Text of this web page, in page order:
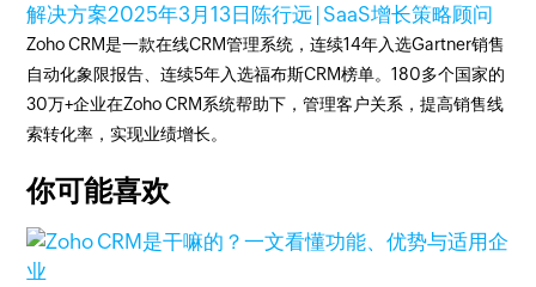
解决方案2025年3月13日 陈行远 | SaaS增长策略顾问
Zoho CRM是一款在线CRM管理系统，连续14年入选Gartner销售
自动化象限报告、连续5年入选福布斯CRM榜单。180多个国家的
30万+企业在Zoho CRM系统帮助下，管理客户关系，提高销售线
索转化率，实现业绩增长。
你可能喜欢